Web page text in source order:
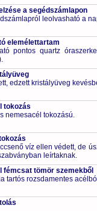
a segédszámlapon
leolvasható a
elemélettartam
pontos quartz
edzett kristályüveg
tokozás
nemesacél tokozású.
víz ellen védett, de
leírtaknak.
fémcsat tömör szemekből
tartós rozsdamentes